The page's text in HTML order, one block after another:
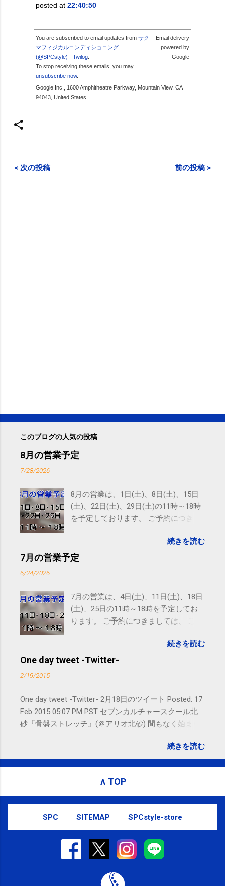
posted at 22:40:50
You are subscribed to email updates from サク
マフィジカルコンディショニング
(@SPCstyle) - Twilog
To stop receiving these emails, you may
unsubscribe now.
Email delivery
powered by
Google
Google Inc., 1600 Amphitheatre Parkway, Mountain View, CA
94043, United States
< 次の投稿 前の投稿 >
このブログの人気の投稿
8月の営業予定
7/28/2026
8月の営業は、1日(土)、8日(土)、15日
(土)、22日(土)、29日(土)の11時～18時
を予定しております。 ご予約につきま
す。 電話に出られないことがあります
ので、ご予約、お問い合わせは
続きを読む
7月の営業予定
6/24/2026
7月の営業は、4日(土)、11日(土)、18日
(土)、25日の11時～18時を予定してお
ります。 ご予約につきましては、 こち
れないことがありますので、ご予約、
お問い合わせはSMS（ショートメッセ
続きを読む
One day tweet -Twitter-
2/19/2015
One day tweet -Twitter- 2月18日のツイート Posted: 17
Feb 2015 05:07 PM PST セブンカルチャースクール北
砂『骨盤ストレッチ』(＠アリオ北砂) 間もなく始まり
subscribed to email updates from サクマフィジカルコ
ンディショニング(@SPCstyle) - Twilog To stop
Email delivery powered by Google Google Inc., 1600
Amphitheatre Parkway, Mountain View, CA 94043,
続きを読む
∧ TOP
SPC SITEMAP SPCstyle-store